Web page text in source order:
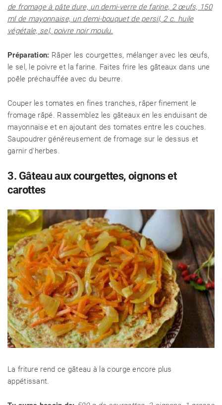
de fromage à pâte dure, un demi-verre de farine, 2 œufs, 150
ml de mayonnaise, un demi-bouquet de persil, 2 c. huile
végétale, sel, poivre noir moulu.
Préparation: Râper les courgettes, mélanger avec les œufs,
le sel, le poivre et la farine. Faites frire les gâteaux dans une
poêle préchauffée avec du beurre.
Couper les tomates en fines tranches, râper finement le
fromage râpé. Rassemblez les gâteaux en les enduisant de
mayonnaise et en ajoutant des tomates entre les couches.
Saupoudrer généreusement de fromage sur le dessus et
garnir d'herbes.
3. Gâteau aux courgettes, oignons et
carottes
La friture rend ce gâteau à la courge encore plus
appétissant.
CÉLÉBRITÉS
LA BEAUTÉ
MODE DE VIE
MAISON ET FAMILLE